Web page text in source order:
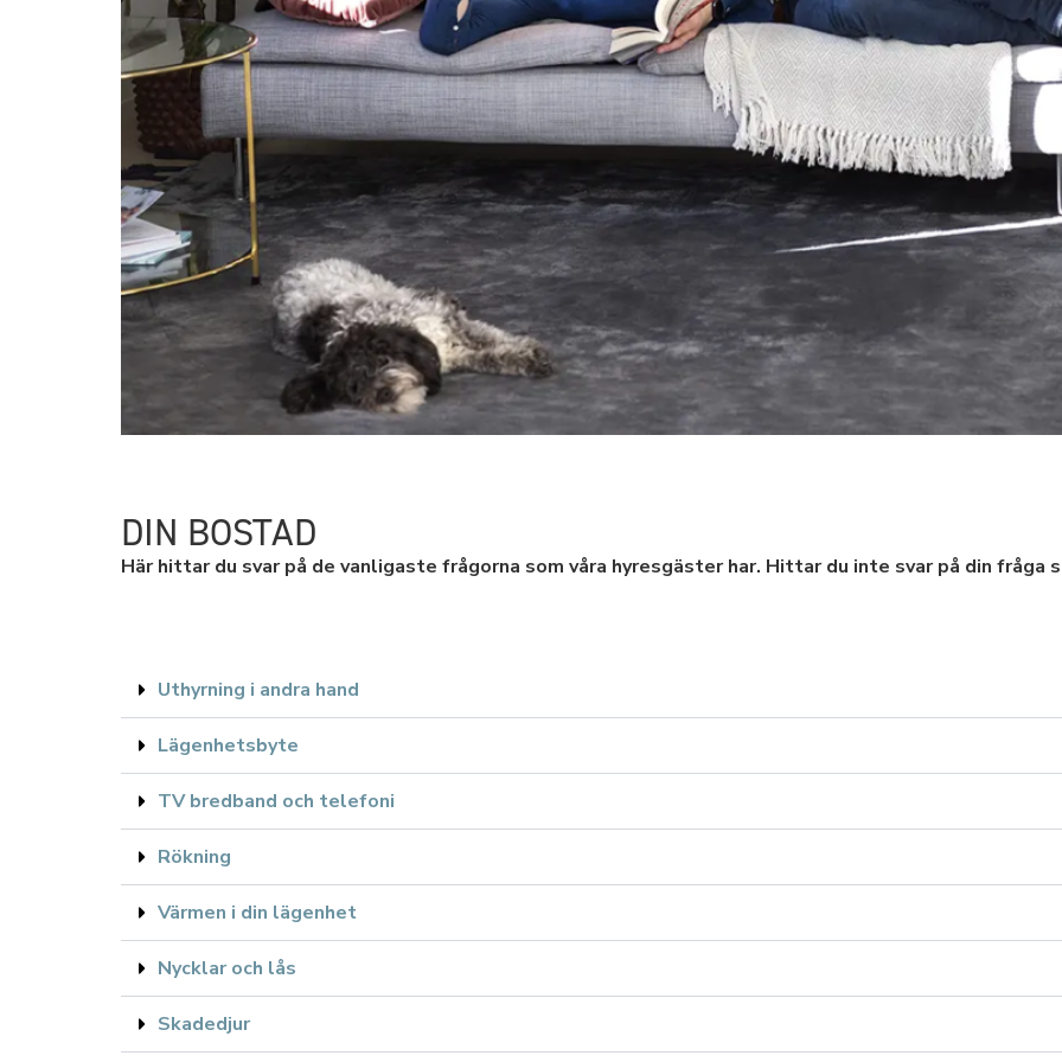
DIN BOSTAD
Här hittar du svar på de vanligaste frågorna som våra hyresgäster har. Hittar du inte svar på din fråga
Uthyrning i andra hand
Lägenhetsbyte
TV bredband och telefoni
Rökning
Värmen i din lägenhet
Nycklar och lås
Skadedjur